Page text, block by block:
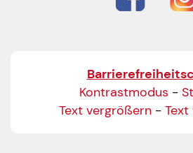
Kontrastmodus -
Text vergrößern - Text